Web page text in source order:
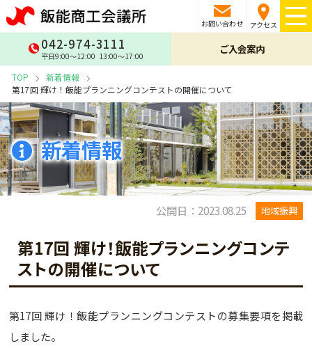
お問い合わせ アクセス
042-974-3111
平日9:00〜12:00 13:00〜17:00
ご入会案内
TOP
新着情報
第17回 輝け！飯能プランニングコンテストの開催について
新着情報
公開日：2023.08.25 地域振興
第17回 輝け！飯能プランニングコンテ
ストの開催について
第17回 輝け！飯能プランニングコンテストの募集要項を掲載
しました。